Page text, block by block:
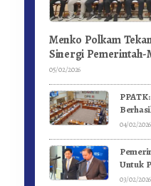
Menko Polkam
Sinergi Pemerintah-
Jaga Stabilitas Bangsa
05/02/2026
Triliun
04/02/2026
Untuk
Kuartal
03/02/2026